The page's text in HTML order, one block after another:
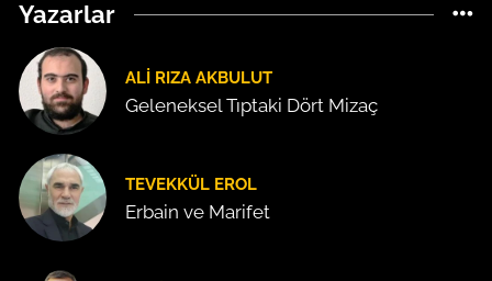
Yazarlar
ALI RIZA AKBULUT
Geleneksel Tıptaki Dört Mizaç
TEVEKKÜL EROL
Erbain ve Marifet